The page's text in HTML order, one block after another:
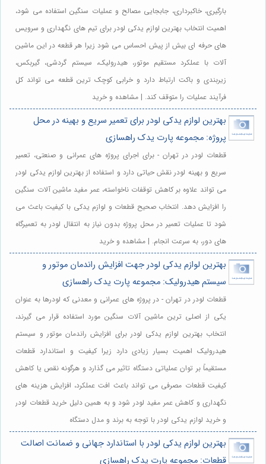
بارگیری، خاکبرداری، جابجایی مصالح و عملیات سنگین استفاده می شود،
اهمیت انتخاب بهترین لوازم یدکی لودر برای تیم های نگهداری و سرویس
های حرفه ای بیش از پیش احساس می شود زیرا هر قطعه در این ماشین
آلات با عملکرد مستقیم موتور، هیدرولیک، سیستم گردشی، گیربکس،
زیربندی و باکت ارتباط دارد و خرابی کوچک ترین قطعه می تواند کل
فرآیند عملیات را متوقف کند. | مشاهده و خرید
بهترین لوازم یدکی لودر برای تعمیر سریع و بهینه در محل
پروژه: مجموعه پارت یدک راهسازی
قطعات لودر در تهران - برای اجرای پروژه های عمرانی و صنعتی، تعمیر
سریع و بهینه لودر نقش حیاتی دارد و استفاده از بهترین لوازم یدکی لودر
می تواند علاوه بر کاهش توقفات ناخواسته، عمر مفید ماشین آلات سنگین
را افزایش دهد. انتخاب صحیح قطعات و لوازم یدکی با کیفیت باعث می
شود تا عملیات تعمیر در محل پروژه بدون نیاز به انتقال لودر به تعمیرگاه
های دور، به سرعت انجام. | مشاهده و خرید
بهترین لوازم یدکی لودر جهت افزایش راندمان موتور و
سیستم هیدرولیک: مجموعه پارت یدک راهسازی
قطعات لودر در تهران - در پروژه های عمرانی و معدنی که لودرها به عنوان
یکی از اصلی ترین ماشین آلات سنگین مورد استفاده قرار می گیرند،
انتخاب بهترین لوازم یدکی لودر برای افزایش راندمان موتور و سیستم
هیدرولیک اهمیت بسیار زیادی دارد زیرا کیفیت و استاندارد قطعات
مستقیماً بر توان عملیاتی دستگاه تاثیر می گذارد و هرگونه نقص یا کاهش
کیفیت قطعات مصرفی می تواند باعث افت عملکرد، افزایش هزینه های
نگهداری و کاهش عمر مفید لودر شود و به همین دلیل خرید قطعات لودر
و خرید لوازم یدکی لودر با توجه به برند و مدل دستگاه
بهترین لوازم یدکی لودر با استاندارد جهانی و ضمانت اصالت
قطعات: مجموعه پارت یدک راهسازی